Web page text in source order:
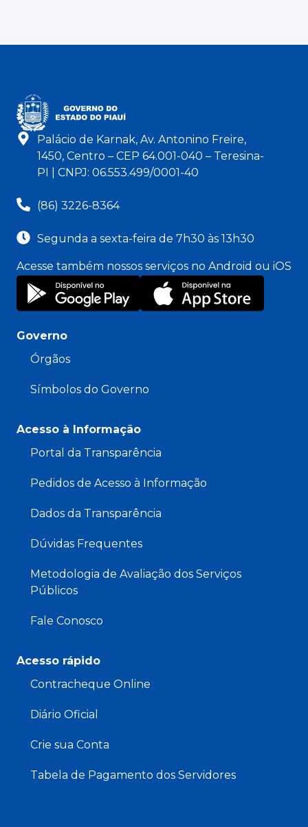
Palácio de Karnak, Av. Antonino Freire,
1450, Centro – CEP 64.001-040 – Teresina-
PI | CNPJ: 06.553.499/0001-40
(86) 3226-8364
Segunda a sexta-feira de 7h30 às 13h30
Acesse também nossos serviços no Android ou iOS
Governo
Órgãos
Símbolos do Governo
Acesso à Informação
Portal da Transparência
Pedidos de Acesso à Informação
Dados da Transparência
Dúvidas Frequentes
Metodologia de Avaliação dos Serviços
Públicos
Fale Conosco
Acesso rápido
Contracheque Online
Diário Oficial
Crie sua Conta
Tabela de Pagamento dos Servidores